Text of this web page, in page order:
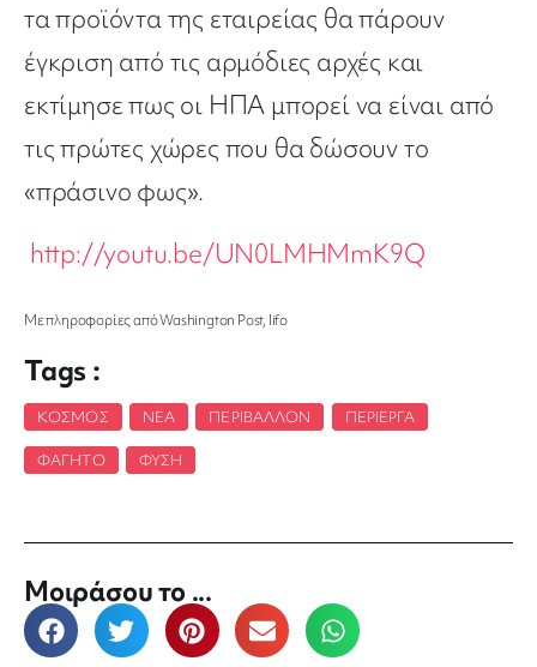
τα προϊόντα της εταιρείας θα πάρουν
έγκριση από τις αρμόδιες αρχές και
εκτίμησε πως οι ΗΠΑ μπορεί να είναι από
τις πρώτες χώρες που θα δώσουν το
«πράσινο φως».
http://youtu.be/UN0LMHMmK9Q
Με πληροφορίες από Washington Post, lifo
Tags :
ΚΌΣΜΟΣ ΝΈΑ ΠΕΡΙΒΆΛΛΟΝ ΠΕΡΊΕΡΓΑ
ΦΑΓΗΤΌ ΦΎΣΗ
Μοιράσου το ...